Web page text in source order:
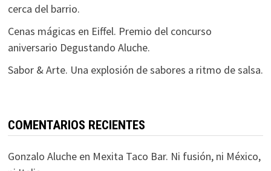
cerca del barrio.
Cenas mágicas en Eiffel. Premio del concurso
aniversario Degustando Aluche.
Sabor & Arte. Una explosión de sabores a ritmo de salsa.
COMENTARIOS RECIENTES
Gonzalo Alucheen Mexita Taco Bar. Ni fusión, ni México,